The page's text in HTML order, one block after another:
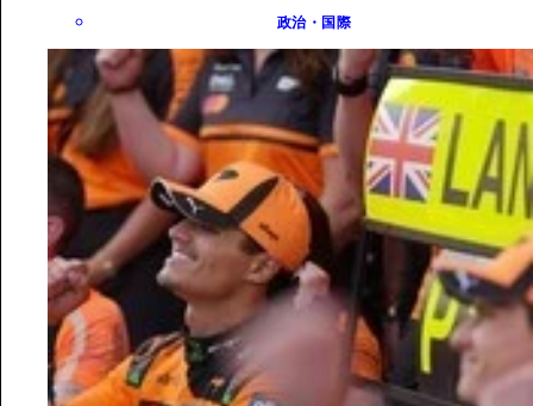
政治・国際